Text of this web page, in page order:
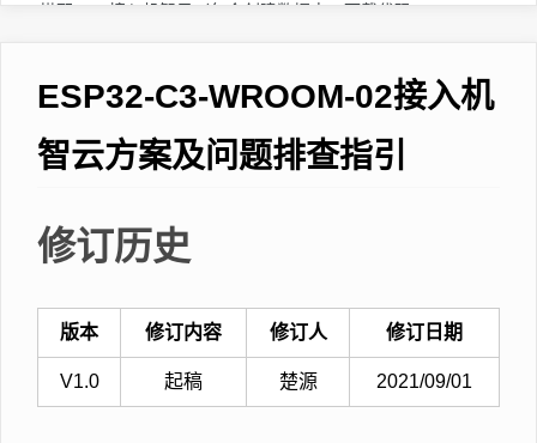
6.搭配gokit接入机智云（包含创建数据点，下载代码，demoAPP配网绑定及控制设备等等）
ESP32-C3-WROOM-02接入机
智云方案及问题排查指引
修订历史
版本 修订内容 修订人 修订日期
V1.0 起稿 楚源 2021/09/01